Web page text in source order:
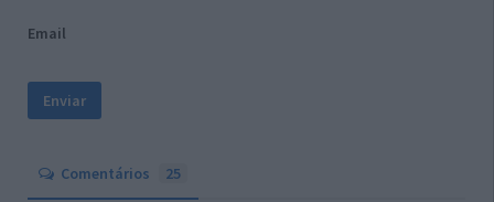
Email
Comentários 25